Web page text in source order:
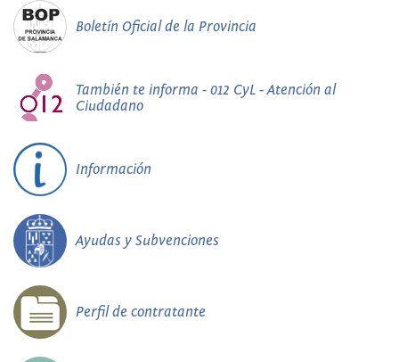
Boletín Oficial de la Provincia
También te informa - 012 CyL - Atención al
Ciudadano
Información
Ayudas y Subvenciones
Perfil de contratante